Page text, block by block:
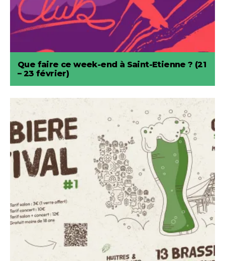
Que faire ce week-end à Saint-Etienne ? (21
– 23 février)